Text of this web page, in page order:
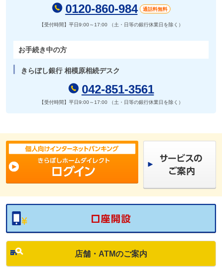
0120-860-984 通話料無料
【受付時間】 平日9:00～17:00 （土・日等の銀行休業日を除く）
お手続き中の方
きらぼし銀行 相模原相続デスク
042-851-3561
【受付時間】 平日9:00～17:00 （土・日等の銀行休業日を除く）
店舗・ATMのご案内